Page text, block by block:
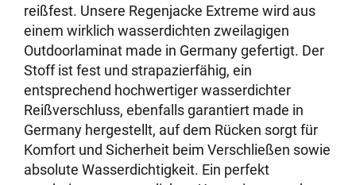
reißfest. Unsere Regenjacke Extreme wird aus
einem wirklich wasserdichten zweilagigen
Outdoorlaminat made in Germany gefertigt. Der
Stoff ist fest und strapazierfähig, ein
entsprechend hochwertiger wasserdichter
Reißverschluss, ebenfalls garantiert made in
Germany hergestellt, auf dem Rücken sorgt für
Komfort und Sicherheit beim Verschließen sowie
absolute Wasserdichtigkeit. Ein perfekt